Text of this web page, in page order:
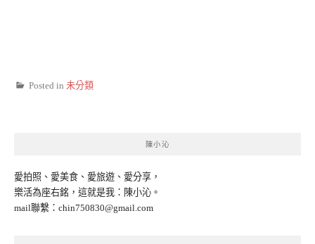
Posted in 未分類
陳小沁
愛拍照、愛美食、愛旅遊、愛分享，
樂活為座右銘，這就是我：陳小沁。
mail聯繫： chin750830@gmail.com